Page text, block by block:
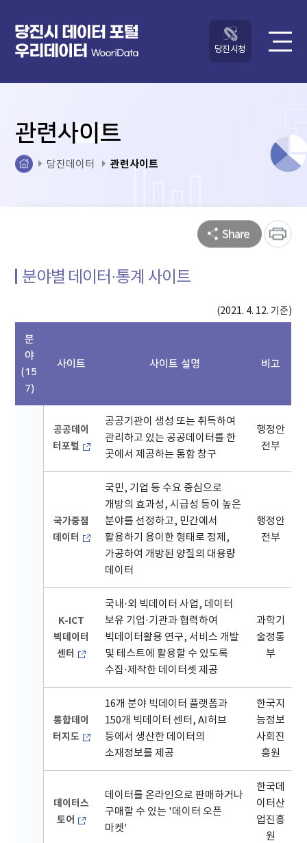
당진시청
관련사이트
당진데이터 관련사이트
분야별 데이터·통계 사이트
(2021. 4. 12. 기준)
분
야
(15
7)
사이트 사이트 설명 비고
공공데이
터포털
공공기관이 생성 또는 취득하여
관리하고 있는 공공데이터를 한
곳에서 제공하는 통합 창구
행정안
전부
국가중점
데이터
국민, 기업 등 수요 중심으로
개방의 효과성, 시급성 등이 높은
분야를 선정하고, 민간에서
활용하기 용이한 형태로 정제,
가공하여 개방된 양질의 대용량
데이터
행정안
전부
K-ICT
빅데이터
센터
국내·외 빅데이터 사업, 데이터
보유 기업·기관과 협력하여
빅데이터활용 연구, 서비스 개발
및 테스트에 활용할 수 있도록
수집·제작한 데이터셋 제공
과학기
술정통
부
통합데이
터지도
16개 분야 빅데이터 플랫폼과
150개 빅데이터 센터, AI허브
등에서 생산한 데이터의
소재정보를 제공
한국지
능정보
사회진
흥원
데이터스
토어
데이터를 온라인으로 판매하거나
구매할 수 있는 '데이터 오픈
마켓'
한국데
이터산
업진흥
원